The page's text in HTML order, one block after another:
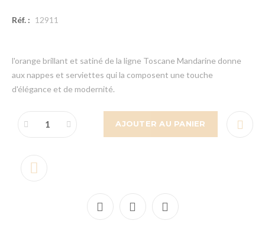
Réf. : 12911
l'orange brillant et satiné de la ligne Toscane Mandarine donne
aux nappes et serviettes qui la composent une touche
d'élégance et de modernité.
AJOUTER AU PANIER